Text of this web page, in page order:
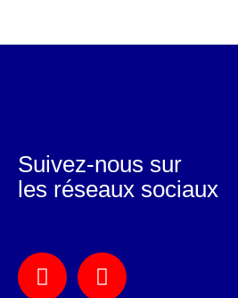
Suivez-nous sur
les réseaux sociaux